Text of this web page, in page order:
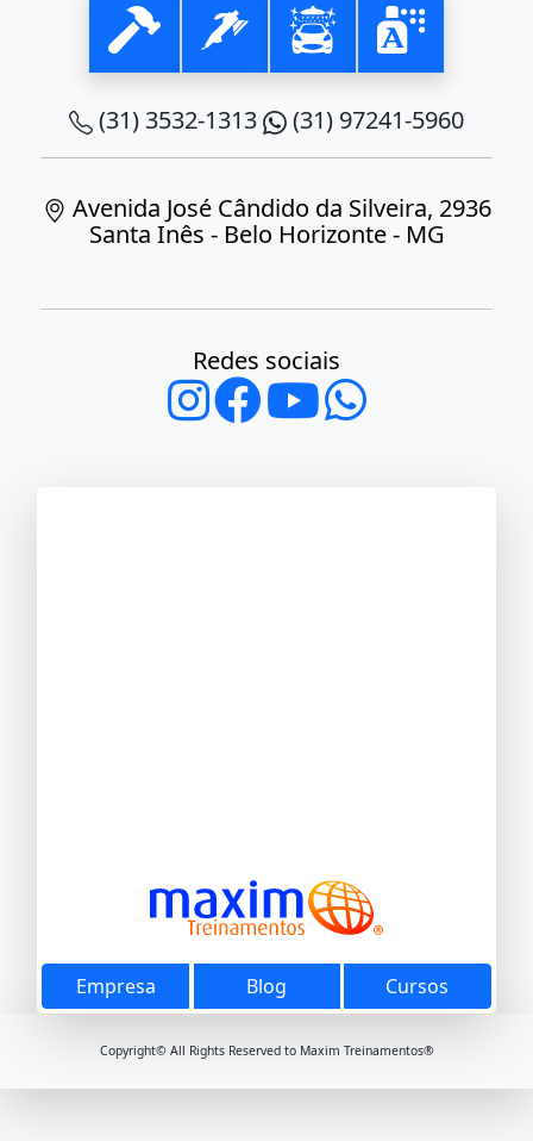
(31) 3532-1313 (31) 97241-5960
Avenida José Cândido da Silveira, 2936
Santa Inês - Belo Horizonte - MG
Redes sociais
Empresa Blog Cursos
Copyright© All Rights Reserved to Maxim Treinamentos®